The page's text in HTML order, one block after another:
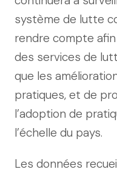
système de lutte
rendre compte
des services de
que les
pratiques, et de
l’adoption de
l’échelle du pays.
Les données